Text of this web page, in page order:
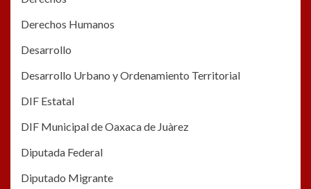
Derechos Humanos
Desarrollo
Desarrollo Urbano y Ordenamiento Territorial
DIF Estatal
DIF Municipal de Oaxaca de Juàrez
Diputada Federal
Diputado Migrante